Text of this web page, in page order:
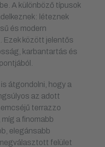
A különböző típusok
léteznek
és modern
Ezek között jelentős
karbantartás és
átgondolni, hogy a
az adott
terrazzo
a finomabb
elegánsabb
felület